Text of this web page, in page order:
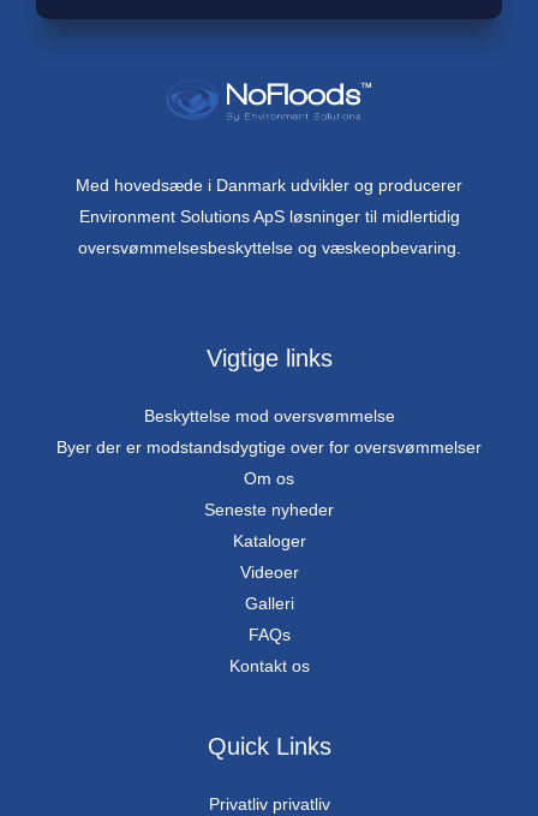
Med hovedsæde i Danmark udvikler og producerer
Environment Solutions ApS løsninger til midlertidig
oversvømmelsesbeskyttelse og væskeopbevaring.
Vigtige links
Beskyttelse mod oversvømmelse
Byer der er modstandsdygtige over for oversvømmelser
Om os
Seneste nyheder
Kataloger
Videoer
Galleri
FAQs
Kontakt os
Quick Links
Privatliv privatliv